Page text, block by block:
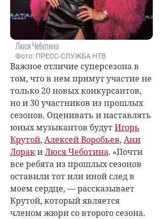
Люся Чеботина
Фото: ПРЕСС-СЛУЖБА НТВ
Важное отличие суперсезона в
том, что в нем примут участие не
только 20 новых конкурсантов,
но и 30 участников из прошлых
сезонов. Оценивать и наставлять
юных музыкантов будутИгорь
Крутой, Алексей Воробьев, Ани
ЛоракиЛюся Чеботина. «Почти
все ребята из прошлых сезонов
оставили тот или иной след в
моем сердце, — рассказывает
Крутой, который является
членом жюри со второго сезона.